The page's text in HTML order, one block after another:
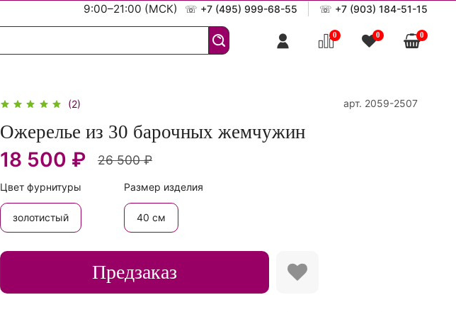
9:00–21:00 (МСК) ☏ +7 (495) 999-68-55 ☏ +7 (903) 184-51-15
0 0 0
(2) арт. 2059-2507
Ожерелье из 30 барочных жемчужин
18 500 ₽ 26 500 ₽
Предзаказ
Цвет фурнитуры
золотистый
Размер изделия
40 см